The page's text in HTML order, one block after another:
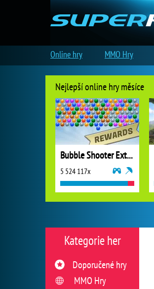
Kategorie her
Doporučené hry
MMO Hry
Nejlepší online hry měsíce
Bubble Shooter Extreme
5 524 117x
Online hry MMO Hry